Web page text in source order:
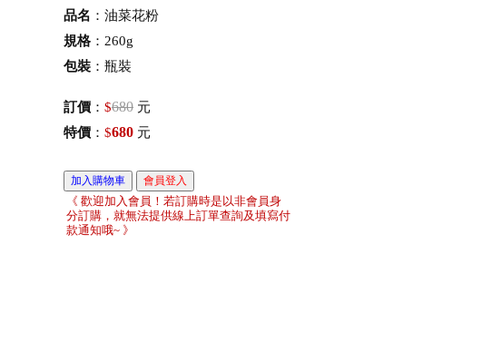
品名 ：油菜花粉
規格 ：260g
包裝 ：瓶裝
訂價 ： $680 元
特價 ： $680 元
《 歡迎加入會員！若訂購時是以非會員身
分訂購，就無法提供線上訂單查詢及填寫付
款通知哦~ 》